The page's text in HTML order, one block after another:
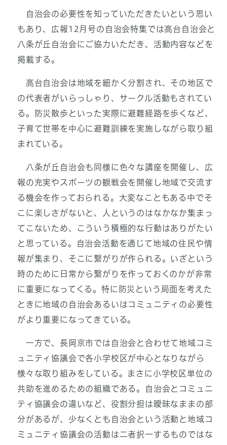
自治会の必要性を知っていただきたいという思い
もあり、広報12月号の自治会特集では高台自治会と
八条が丘自治会にご協力いただき、活動内容などを
掲載する。
高台自治会は地域を細かく分割され、その地区で
の代表者がいらっしゃり、サークル活動もされてい
る。防災散歩といった実際に避難経路を歩くなど、
子育て世帯を中心に避難訓練を実施しながら取り組
まれている。
八条が丘自治会も同様に色々な講座を開催し、広
報の充実やスポーツの観戦会を開催し地域で交流す
る機会を作っておられる。大変なこともある中でそ
こに楽しさがないと、人というのはなかなか集まっ
てこないため、こういう積極的な行動はありがたい
と思っている。自治会活動を通じて地域の住民や情
報が集まり、そこに繋がりが作られる。いざという
時のために日常から繋がりを作っておくのかが非常
に重要になってくる。特に防災という局面を考えた
ときに地域の自治会あるいはコミュニティの必要性
がより重要になってきている。
一方で、長岡京市では自治会と合わせて地域コミ
ュニティ協議会で各小学校区が中心となりながら
様々な取り組みをしている。まさに小学校区単位の
共助を進めるための組織である。自治会とコミュニ
ティ協議会の違いなど、役割分担は曖昧なままの部
分があるが、少なくとも自治会という活動と地域コ
ミュニティ協議会の活動は二者択一するものではな